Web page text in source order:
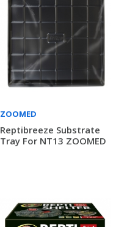
ZOOMED
Reptibreeze Substrate
Tray For NT13 ZOOMED